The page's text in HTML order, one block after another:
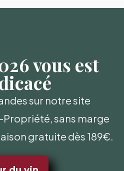
vous est
sur notre site
Propriété, sans marge
gratuite dès 189€.